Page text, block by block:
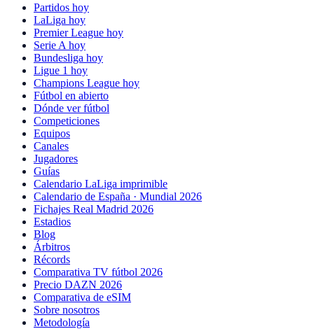
Partidos hoy
LaLiga hoy
Premier League hoy
Serie A hoy
Bundesliga hoy
Ligue 1 hoy
Champions League hoy
Fútbol en abierto
Dónde ver fútbol
Competiciones
Equipos
Canales
Jugadores
Guías
Calendario LaLiga imprimible
Calendario de España · Mundial 2026
Fichajes Real Madrid 2026
Estadios
Blog
Árbitros
Récords
Comparativa TV fútbol 2026
Precio DAZN 2026
Comparativa de eSIM
Sobre nosotros
Metodología